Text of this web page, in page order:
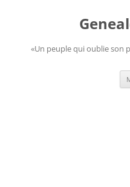
«Un peuple qui oublie son